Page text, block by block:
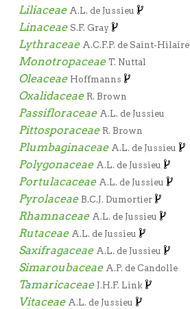
Liliaceae A.L. de Jussieu
Linaceae S.F. Gray
Lythraceae A.C.F.P. de Saint-Hilaire
Monotropaceae T. Nuttal
Oleaceae Hoffmanns
Oxalidaceae R. Brown
Passifloraceae A.L. de Jussieu
Pittosporaceae R. Brown
Plumbaginaceae A.L. de Jussieu
Polygonaceae A.L. de Jussieu
Portulacaceae A.L. de Jussieu
Pyrolaceae B.C.J. Dumortier
Rhamnaceae A.L. de Jussieu
Rutaceae A.L. de Jussieu
Saxifragaceae A.L. de Jussieu
Simaroubaceae A.P. de Candolle
Tamaricaceae J.H.F. Link
Vitaceae A.L. de Jussieu